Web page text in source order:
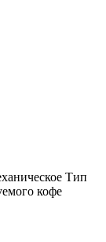
Тип
кофе